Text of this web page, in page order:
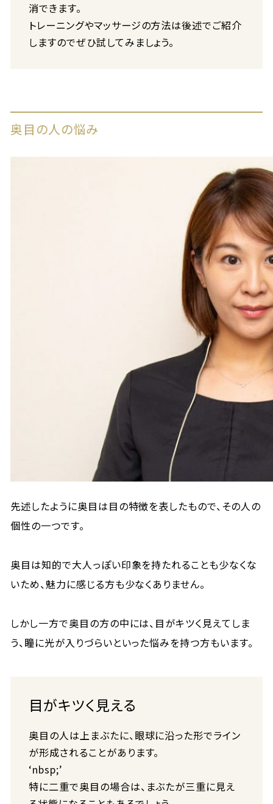
消できます。
トレーニングやマッサージの方法は後述でご紹介
しますのでぜひ試してみましょう。
奥目の人の悩み
先述したように奥目は目の特徴を表したもので、その人の
個性の一つです。
奥目は知的で大人っぽい印象を持たれることも少なくな
いため、魅力に感じる方も少なくありません。
しかし一方で奥目の方の中には、目がキツく見えてしま
う、瞳に光が入りづらいといった悩みを持つ方もいます。
目がキツく見える
奥目の人は上まぶたに、眼球に沿った形でライン
が形成されることがあります。
‘nbsp;’
特に二重で奥目の場合は、まぶたが三重に見え